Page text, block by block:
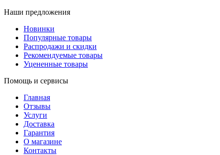
Наши предложения
Новинки
Популярные товары
Распродажи и скидки
Рекомендуемые товары
Уцененные товары
Помощь и сервисы
Главная
Отзывы
Услуги
Доставка
Гарантия
О магазине
Контакты